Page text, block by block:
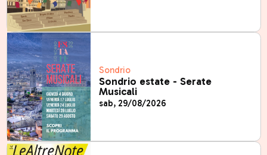
Sondrio
Sondrio estate - Serate
Musicali
sab, 29/08/2026